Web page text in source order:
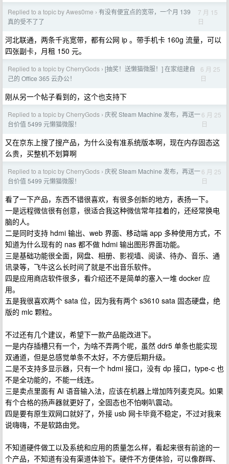
Replied to a topic by Awes0me › 有没有便宜点的宽带，一个月 139
真的受不了了
7 月 15
日
河北联通，两条千兆宽带，都有公网 ip 。带手机卡 160g 流量，可以
四张副卡，月租 150 元。
Replied to a topic by CherryGods › [抽奖！送懒猫微服！] 在家组建自
己的 Office 365 云办公！
6 月 25
日
刚从另一个帖子看到的，这个也支持下
Replied to a topic by CherryGods › 庆祝 Steam Machine 发布，再送一
台价值 5499 元懒猫微服！
6 月 25
日
又在京东上搜了搜产品，为什么没有准系统版本啊，现在内存固态这
么贵，买整机不划算啊
Replied to a topic by CherryGods › 庆祝 Steam Machine 发布，再送一
台价值 5499 元懒猫微服！
6 月 25
日
看了一下产品，东西不错很喜欢，有很多创新的地方，表扬一下。
一是远程微信很有创意，很适合我这种微信常年挂着的，还经常换电
脑的人。
二是同时支持 hdmi 输出、web 界面、移动端 app 多种使用方式，不
知道为什么现有的 nas 都不做 hdmi 输出图形界面功能。
三是基础功能很全面，网盘、相册、影视墙、阅读、待办、音乐、通
讯录等，飞牛这么长时间了就是不出音乐软件。
四是应用商店软件很多，看介绍还不是简单的塞入一堆 docker 应
用。
五是我很喜欢两个 sata 位，因为我有两个 s3610 sata 固态硬盘，绝
版的 mlc 颗粒。
不过还有几个建议，希望下一款产品能改进下。
一是内存插槽只有一个，为啥不弄两个呢，虽然 ddr5 单条也能实现
双通道，但是总感觉单条不太好，不方便后期升级。
二是不支持多显示器，只有一个 hdmi 接口，没有 dp 接口，type-c 也
不是全功能的，不能一线连。
三是卖点里面有 AI 语音输入法，应该在机器上增加阵列麦克风。如果
有个合格的扬声器就更好了，全固态也不怕喇叭震动。
四是要有原生双网口就好了，外接 usb 网卡毕竟不稳定，不过对我来
说嗨嗨，不是软路由党。
不知道硬件做工以及系统和应用的质量怎么样，看起来很有前途的一
个产品，不知道有没有渠道体验下。硬件不方便体验，可以像群晖、